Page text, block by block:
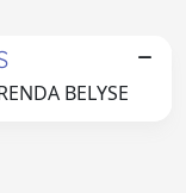
BELYSE